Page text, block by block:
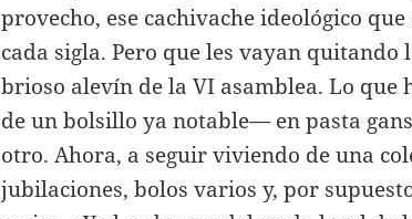
provecho, ese cachivache ideológico
cada sigla. Pero que les vayan quitando
brioso alevín de la VI asamblea. Lo
de un bolsillo ya notable— en pasta
otro. Ahora, a seguir viviendo de una
jubilaciones, bolos varios y, por